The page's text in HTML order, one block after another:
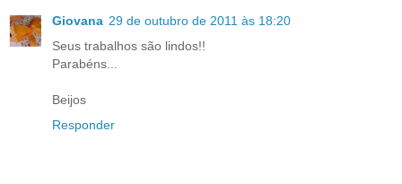
Giovana 29 de outubro de 2011 às 18:20
Seus trabalhos são lindos!!
Parabéns...
Beijos
Responder